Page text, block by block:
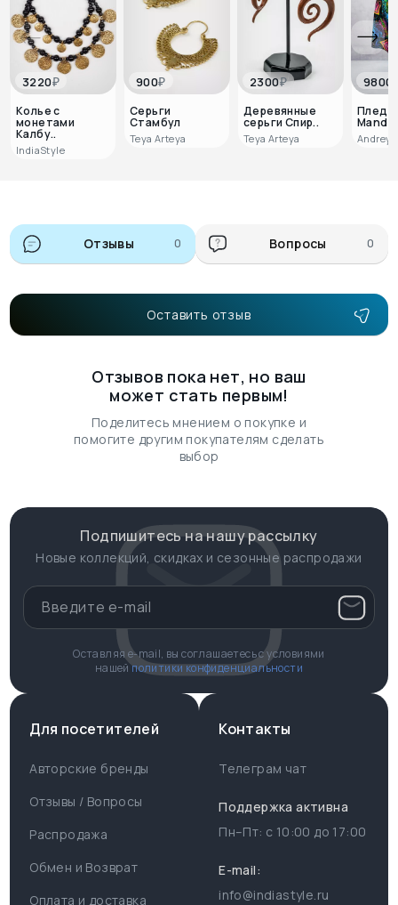
Контакты
Для пользователя
Информация
3220₽
Колье с
монетами
Калбу..
IndiaStyle
900₽
Серьги
Стамбул
Teya Arteya
2300₽
Деревянные
серьги Спир..
Teya Arteya
9800
Плед
Andrey
Отзывы 0 Вопросы 0
Оставить отзыв
Отзывов пока нет, но ваш
может стать первым!
Поделитесь мнением о покупке и
помогите другим покупателям сделать
выбор
Для посетителей
Авторские бренды
Отзывы / Вопросы
Распродажа
Обмен и Возврат
Оплата и доставка
Подпишитесь на нашу рассылку
Новые коллекций, скидках и сезонные распродажи
Оставляя e-mail, вы соглашаетесь с условиями
нашейполитики конфиденциальности
Контакты
Телеграм чат
Поддержка активна
Пн–Пт: с 10:00 до 17:00
E-mail:
info@indiastyle.ru